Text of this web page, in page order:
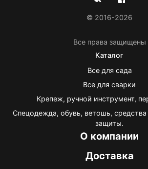
© 2016-2026
Все права защищены
Каталог
Все для сада
Все для сварки
Крепеж, ручной инструмент,
Спецодежда, обувь, ветошь,
защиты.
О компании
Доставка